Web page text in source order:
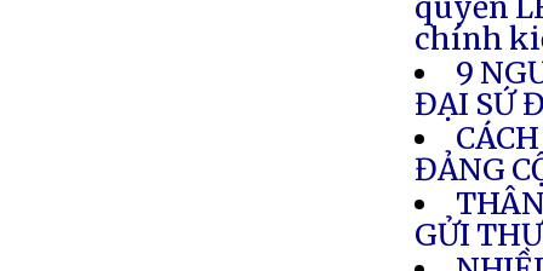
quyền
chính
9
ĐẠI SỨ
ĐẢNG
GỬI